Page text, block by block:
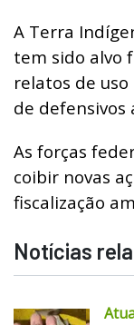
A Terra
tem sido alvo
relatos de
de defensivos
As forças
coibir novas
fiscalização
Notícias